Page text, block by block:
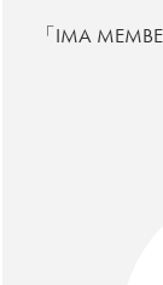
「IMA